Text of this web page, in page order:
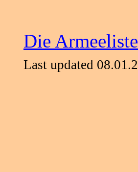
Die Armeeliste
Last updated